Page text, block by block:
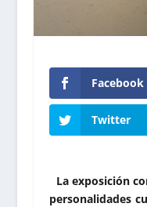
Facebook
Twitter
La exposición
personalidades